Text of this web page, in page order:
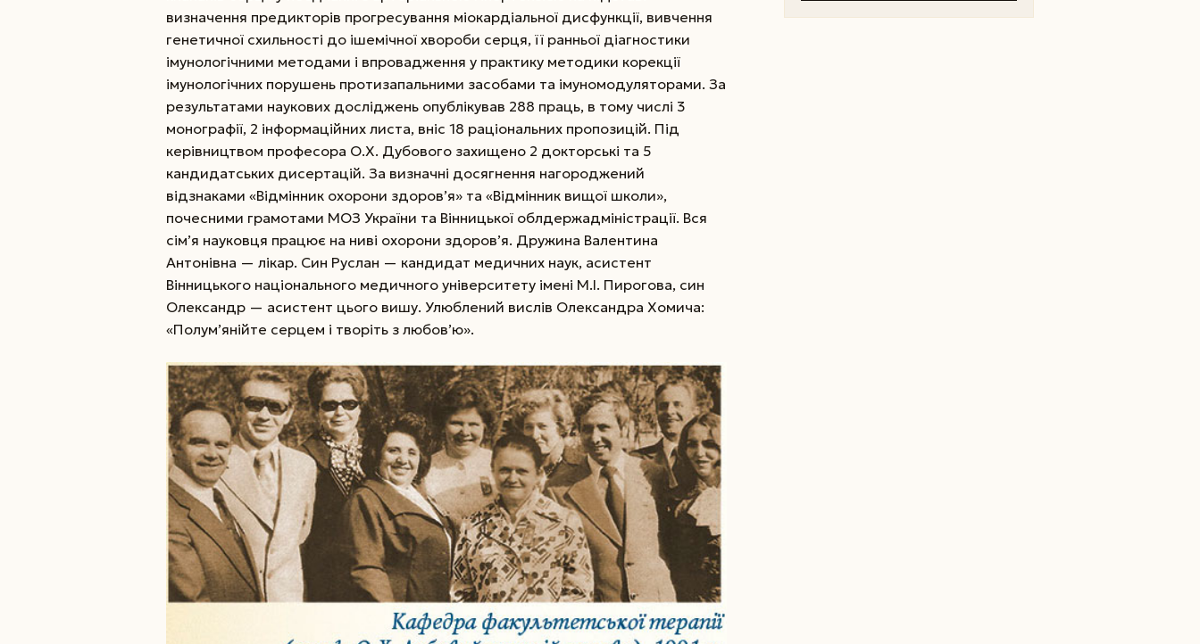
визначення предикторів прогресування міокардіальної дисфункції, вивчення
генетичної схильності до ішемічної хвороби серця, її ранньої діагностики
імунологічними методами і впровадження у практику методики корекції
імунологічних порушень протизапальними засобами та імуномодуляторами. За
результатами наукових досліджень опублікував 288 праць, в тому числі 3
монографії, 2 інформаційних листа, вніс 18 раціональних пропозицій. Під
керівництвом професора О.Х. Дубового захищено 2 докторські та 5
кандидатських дисертацій. За визначні досягнення нагороджений
відзнаками «Відмінник охорони здоров’я» та «Відмінник вищої школи»,
почесними грамотами МОЗ України та Вінницької облдержадміністрації. Вся
сім’я науковця працює на ниві охорони здоров’я. Дружина Валентина
Антонівна — лікар. Син Руслан — кандидат медичних наук, асистент
Вінницького національного медичного університету імені М.І. Пирогова, син
Олександр — асистент цього вишу. Улюблений вислів Олександра Хомича:
«Полу­м’янійте серцем і творіть з любов’ю».